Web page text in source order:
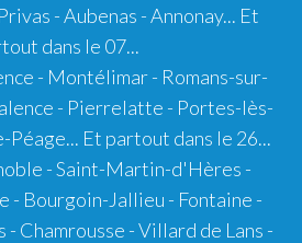
- Aubenas - Annonay... Et
dans le 07...
- Montélimar- Romans-sur-
- Pierrelatte - Portes-lès-
Péage... Et partout dans le 26...
- Saint-Martin-d'Hères -
- Bourgoin-Jallieu - Fontaine -
- Chamrousse - Villard de Lans -